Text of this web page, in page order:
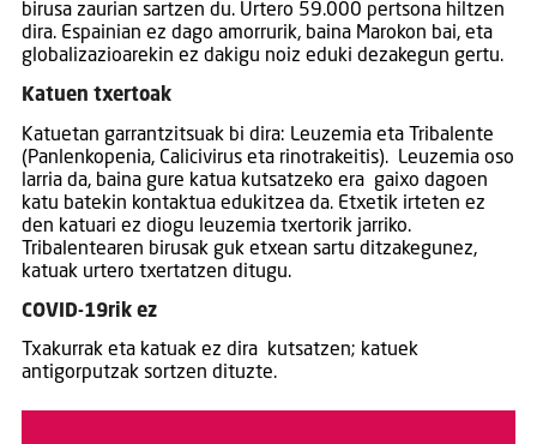
birusa zaurian sartzen du. Urtero 59.000 pertsona hiltzen
dira. Espainian ez dago amorrurik, baina Marokon bai, eta
globalizazioarekin ez dakigu noiz eduki dezakegun gertu.
Katuen txertoak
Katuetan garrantzitsuak bi dira: Leuzemia eta Tribalente
(Panlenkopenia, Calicivirus eta rinotrakeitis). Leuzemia oso
larria da, baina gure katua kutsatzeko era gaixo dagoen
katu batekin kontaktua edukitzea da. Etxetik irteten ez
den katuari ez diogu leuzemia txertorik jarriko.
Tribalentearen birusak guk etxean sartu ditzakegunez,
katuak urtero txertatzen ditugu.
COVID-19rik ez
Txakurrak eta katuak ez dira kutsatzen; katuek
antigorputzak sortzen dituzte.